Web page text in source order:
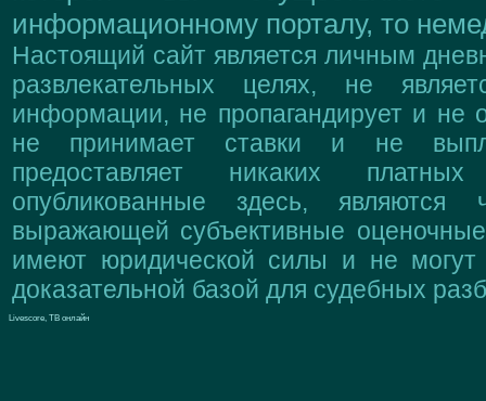
информационному порталу, то
Настоящий сайт является личным
развлекательных целях, не
информации, не пропагандирует и не
не принимает ставки и не
предоставляет никаких
опубликованные здесь, являются
выражающей субъективные
имеют юридической силы и не могут
доказательной базой для судебных
Livescore, ТВ онлайн